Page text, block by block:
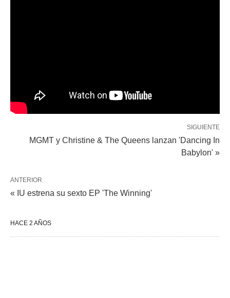
SIGUIENTE
MGMT y Christine & The Queens lanzan 'Dancing In
Babylon' »
ANTERIOR
« IU estrena su sexto EP 'The Winning'
HACE 2 AÑOS